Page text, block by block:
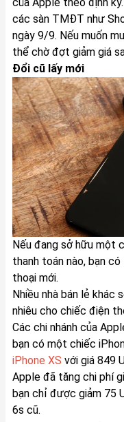
các sàn TMĐT như
ngày 9/9. Nếu muốn
thể chờ đợt giảm giá
Đổi cũ lấy mới
Nếu đang sở hữu một
thanh toán nào, bạn
thoại mới.
Nhiều nhà bán lẻ khác
nhiêu cho chiếc điện
Các chi nhánh của
bạn có một chiếc
iPhone XS với giá 849
Apple đã tăng chi phí
bạn chỉ được giảm 75
6s cũ.